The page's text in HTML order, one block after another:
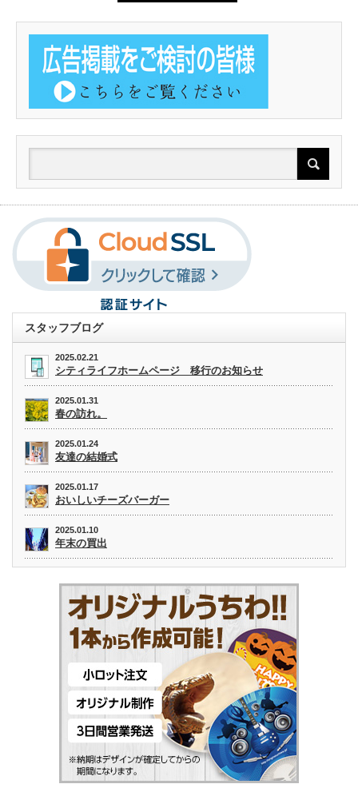
スタッフブログ
2025.02.21
シティライフホームページ 移行のお知らせ
2025.01.31
春の訪れ。
2025.01.24
友達の結婚式
2025.01.17
おいしいチーズバーガー
2025.01.10
年末の買出